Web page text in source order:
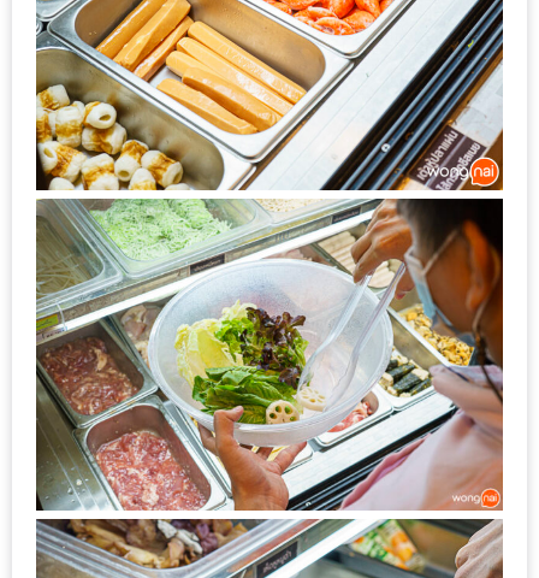
OKTOBERFEST
ครั้ง
ที่
2
เทศกาล
เบียร์
ที่
ใหญ่
ที่สุด
ใน
โลก
กับ
โรง
แรม
ฮอ
ลิ